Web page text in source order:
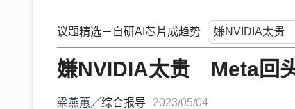
议题精选－自研AI芯片成趋势
嫌NVIDIA太贵 Meta回
梁燕蕙 ／综合报导 2023/05/04